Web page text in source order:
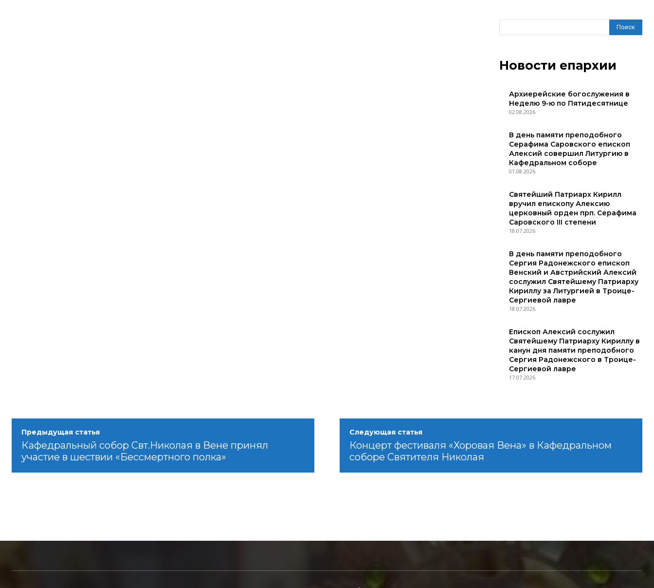
Поиск
Новости епархии
Архиерейские богослужения в
Неделю 9-ю по Пятидесятнице
02.08.2026
В день памяти преподобного
Серафима Саровского епископ
Алексий совершил Литургию в
Кафедральном соборе
01.08.2026
Святейший Патриарх Кирилл
вручил епископу Алексию
церковный орден прп. Серафима
Саровского III степени
18.07.2026
В день памяти преподобного
Сергия Радонежского епископ
Венский и Австрийский Алексий
сослужил Святейшему Патриарху
Кириллу за Литургией в Троице-
Сергиевой лавре
18.07.2026
Епископ Алексий сослужил
Святейшему Патриарху Кириллу в
канун дня памяти преподобного
Сергия Радонежского в Троице-
Сергиевой лавре
17.07.2026
Предыдущая статья
Кафедральный собор Свт.Николая в Вене принял
участие в шествии «Бессмертного полка»
Следующая статья
Концерт фестиваля «Хоровая Вена» в Кафедральном
соборе Святителя Николая